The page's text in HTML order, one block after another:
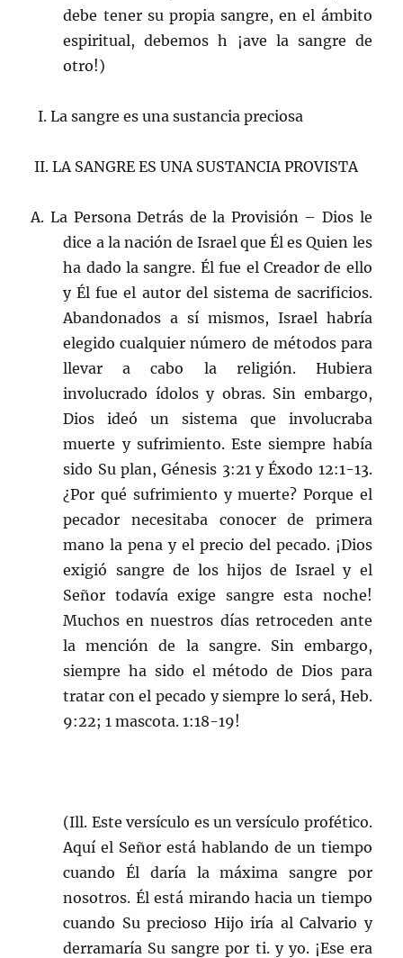
debe tener su propia sangre, en el ámbito
espiritual, debemos h ¡ave la sangre de
otro!)
I. La sangre es una sustancia preciosa
II. LA SANGRE ES UNA SUSTANCIA PROVISTA
A. La Persona Detrás de la Provisión – Dios le
dice a la nación de Israel que Él es Quien les
ha dado la sangre. Él fue el Creador de ello
y Él fue el autor del sistema de sacrificios.
Abandonados a sí mismos, Israel habría
elegido cualquier número de métodos para
llevar a cabo la religión. Hubiera
involucrado ídolos y obras. Sin embargo,
Dios ideó un sistema que involucraba
muerte y sufrimiento. Este siempre había
sido Su plan, Génesis 3:21 y Éxodo 12:1-13.
¿Por qué sufrimiento y muerte? Porque el
pecador necesitaba conocer de primera
mano la pena y el precio del pecado. ¡Dios
exigió sangre de los hijos de Israel y el
Señor todavía exige sangre esta noche!
Muchos en nuestros días retroceden ante
la mención de la sangre. Sin embargo,
siempre ha sido el método de Dios para
tratar con el pecado y siempre lo será, Heb.
9:22; 1 mascota. 1:18-19!
(Ill. Este versículo es un versículo profético.
Aquí el Señor está hablando de un tiempo
cuando Él daría la máxima sangre por
nosotros. Él está mirando hacia un tiempo
cuando Su precioso Hijo iría al Calvario y
derramaría Su sangre por ti. y yo. ¡Ese era